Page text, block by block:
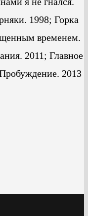
1998; Горка
временем.
2011; Главное
2013